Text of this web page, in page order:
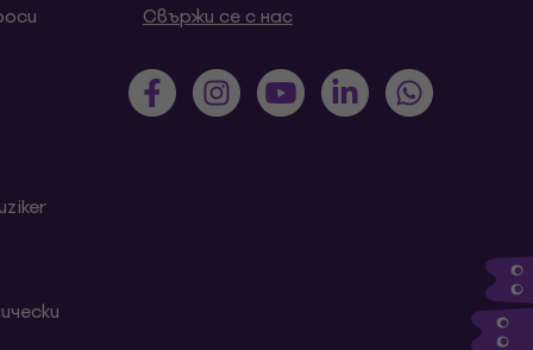
Свържи се с нас